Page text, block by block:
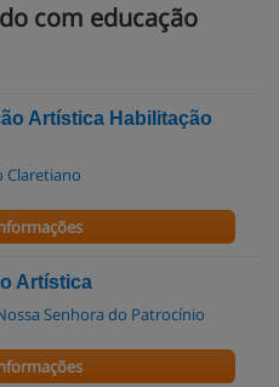
com educação
Artística Habilitação
Claretiano
Artística
Senhora do Patrocínio